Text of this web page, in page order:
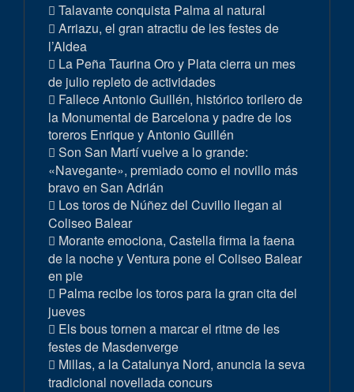
Talavante conquista Palma al natural
Arriazu, el gran atractiu de les festes de
l’Aldea
La Peña Taurina Oro y Plata cierra un mes
de julio repleto de actividades
Fallece Antonio Guillén, histórico torilero de
la Monumental de Barcelona y padre de los
toreros Enrique y Antonio Guillén
Son San Martí vuelve a lo grande:
«Navegante», premiado como el novillo más
bravo en San Adrián
Los toros de Núñez del Cuvillo llegan al
Coliseo Balear
Morante emociona, Castella firma la faena
de la noche y Ventura pone el Coliseo Balear
en pie
Palma recibe los toros para la gran cita del
jueves
Els bous tornen a marcar el ritme de les
festes de Masdenverge
Millas, a la Catalunya Nord, anuncia la seva
tradicional novellada concurs